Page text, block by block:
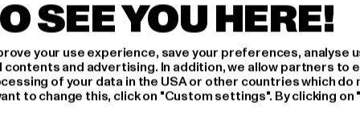
SEE YOU HERE!
your use experience, save your preferences, analyse
and advertising. In addition, we allow partners to
of your data in the USA or other countries which do
to change this, click on "Custom settings". By clicking